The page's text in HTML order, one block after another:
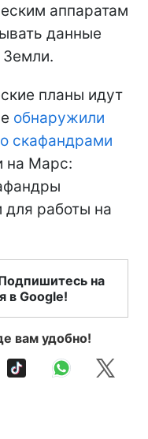
аппаратам
данные
Земли.
планы идут
обнаружили
скафандрами
на Марс:
для работы на
на
в Google!
вам удобно!